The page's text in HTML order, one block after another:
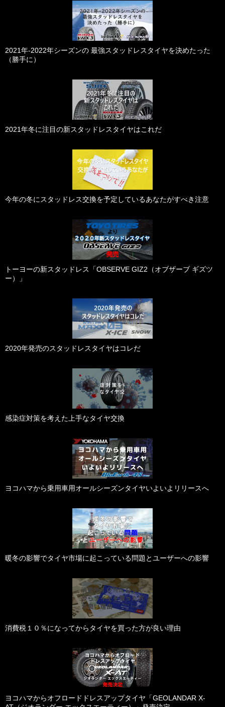
2021年-2022年シーズンの 最強スタッドレスタイヤを決めたった
（勝手に）
2021年冬に注目の新スタッドレスタイヤはこれだ
今年の冬にスタッドレス交換を予定しているあなたがすべき注意
トーヨーの新スタッドレス「OBSERVE GIZ2（オブザーブ ギズツ
ー）」
2020年発売のスタッドレスタイヤはコレだ
感染症対策を考えた上手なタイヤ交換
ヨコハマから乗用車用オールシーズンタイヤいよいよリリースへ
暖冬の影響でタイヤ市場に起こっている問題とユーザーへの影響
消費税１０％になってからタイヤを買った方が良い理由
ヨコハマからオフロードドレスアップタイヤ「GEOLANDAR X-